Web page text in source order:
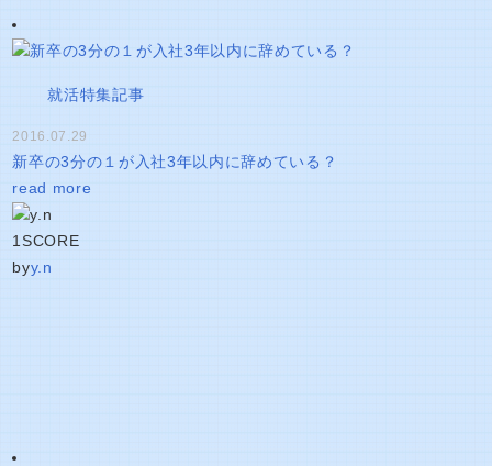
就活特集記事
2016.07.29
新卒の3分の１が入社3年以内に辞めている？
read more
1 SCORE
byy.n